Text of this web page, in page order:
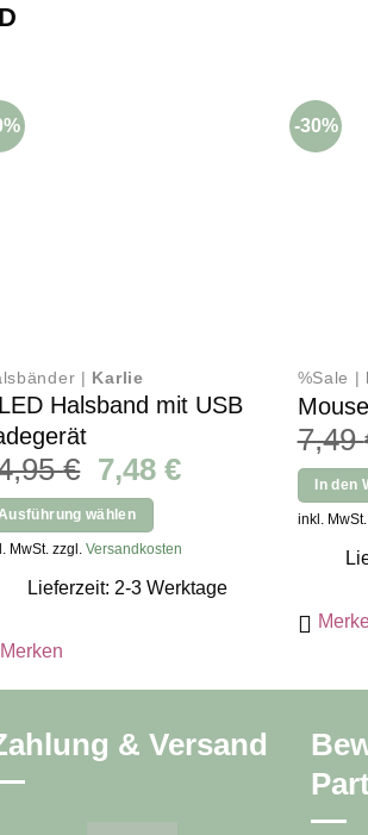
| Karlie
Halsband mit USB
€ Ursprünglicher
Preis
war:
14,95 €
7,48€Aktueller
7,48 €.
Ausführung wählen
MwSt. zzgl.Versandkosten
Lieferzeit: 2-3 Werktage
Merken
-30%
%Sale |
7,49
In den
inkl.
& Versand